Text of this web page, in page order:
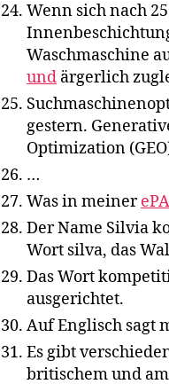
Wenn sich nach
Waschmaschine
und ärgerlich
gestern.
Optimization
…
Was in meinerePA
Der Name Silvia
Wort silva, das
Das Wort
ausgerichtet.
Auf Englisch sagt
Es gibt
britischem und